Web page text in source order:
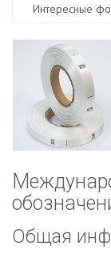
Интересные
Общая